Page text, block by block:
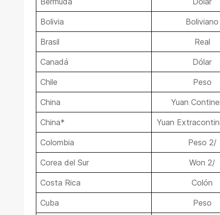
Bolivia Boliviano
Brasil Real
Canadá Dólar
Chile Peso
China Yuan
China* Yuan
Colombia Peso 2/
Corea del Sur Won 2/
Costa Rica Colón
Cuba Peso